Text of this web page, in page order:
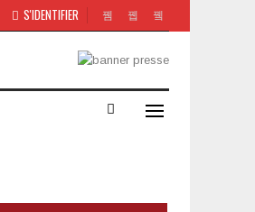
S'IDENTIFIER